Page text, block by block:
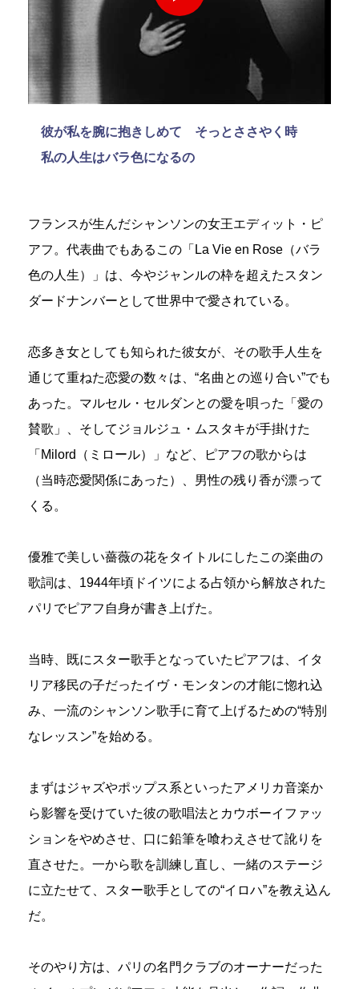
彼が私を腕に抱きしめて そっとささやく時
私の人生はバラ色になるの
フランスが生んだシャンソンの女王エディット・ピ
アフ。代表曲でもあるこの「La Vie en Rose（バラ
色の人生）」は、今やジャンルの枠を超えたスタン
ダードナンバーとして世界中で愛されている。
恋多き女としても知られた彼女が、その歌手人生を
通じて重ねた恋愛の数々は、“名曲との巡り合い”でも
あった。マルセル・セルダンとの愛を唄った「愛の
賛歌」、そしてジョルジュ・ムスタキが手掛けた
「Milord（ミロール）」など、ピアフの歌からは
（当時恋愛関係にあった）、男性の残り香が漂って
くる。
優雅で美しい薔薇の花をタイトルにしたこの楽曲の
歌詞は、1944年頃ドイツによる占領から解放された
パリでピアフ自身が書き上げた。
当時、既にスター歌手となっていたピアフは、イタ
リア移民の子だったイヴ・モンタンの才能に惚れ込
み、一流のシャンソン歌手に育て上げるための“特別
なレッスン”を始める。
まずはジャズやポップス系といったアメリカ音楽か
ら影響を受けていた彼の歌唱法とカウボーイファッ
ションをやめさせ、口に鉛筆を喰わえさせて訛りを
直させた。一から歌を訓練し直し、一緒のステージ
に立たせて、スター歌手としての“イロハ”を教え込ん
だ。
そのやり方は、パリの名門クラブのオーナーだった